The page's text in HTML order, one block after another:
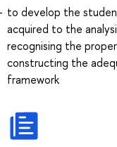
to develop the
acquired to the
recognising the
constructing the
framework